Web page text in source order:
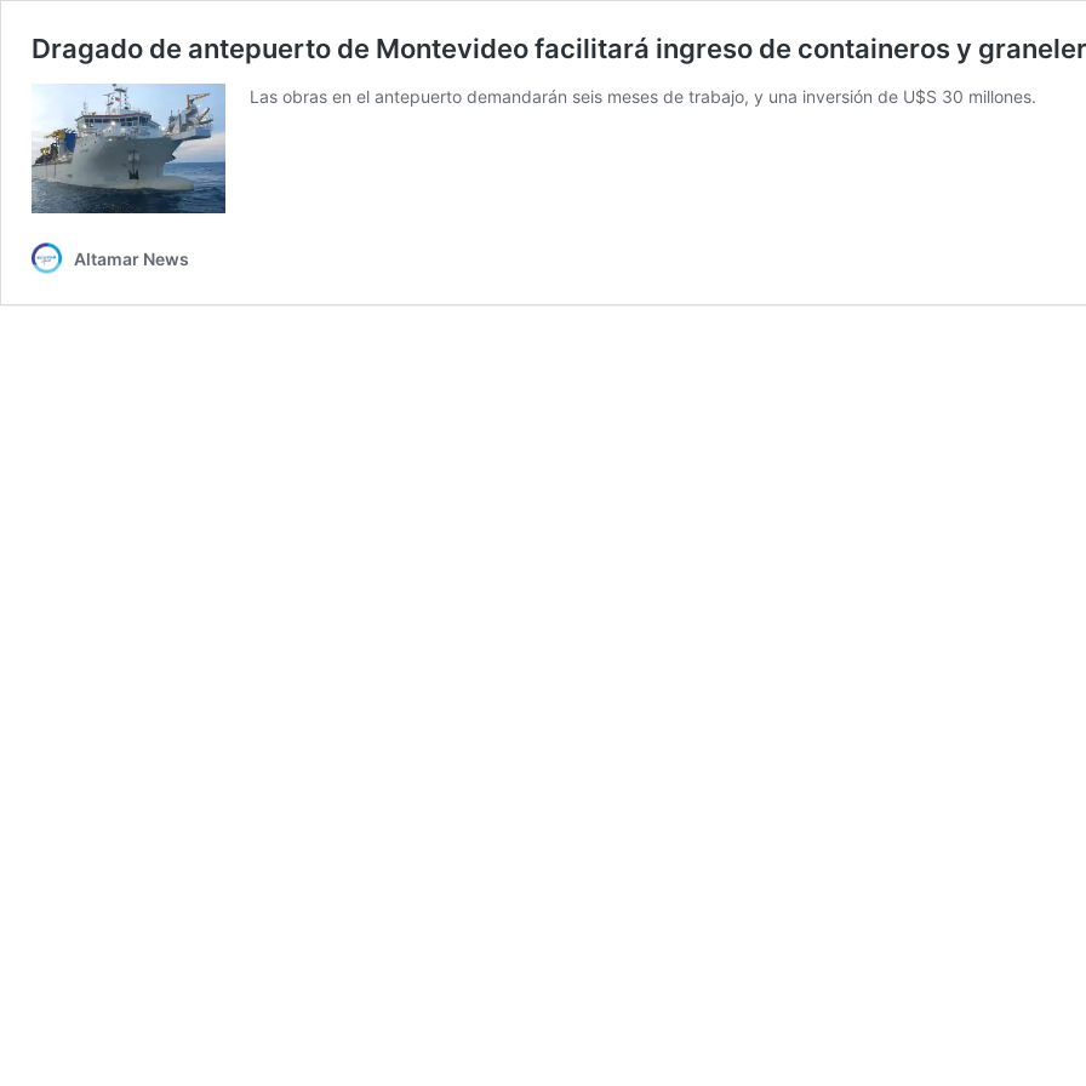
Dragado de antepuerto de Montevideo facilitará ingreso de containeros y
Las obras en el antepuerto demandarán seis meses de trabajo, y una inversión de U$S 30 millones.
Altamar News